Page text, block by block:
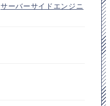
サーバーサイドエンジニ